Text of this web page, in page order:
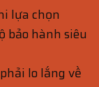
lựa chọn
bảo hành siêu
lo lắng về